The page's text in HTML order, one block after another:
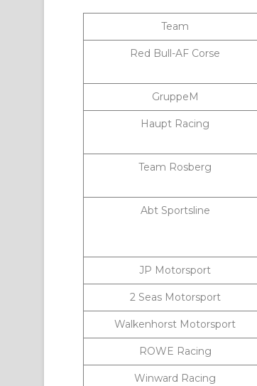
Team
Red Bull-AF Corse
GruppeM
Haupt Racing
Team Rosberg
Abt Sportsline
JP Motorsport
2 Seas Motorsport
Walkenhorst Motorsport
ROWE Racing
Winward Racing